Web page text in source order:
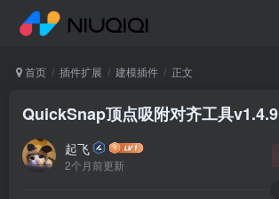
首页 插件扩展 建模插件 正文
QuickSnap顶点吸附对齐工具v1.4.9
起飞
2个月前更新